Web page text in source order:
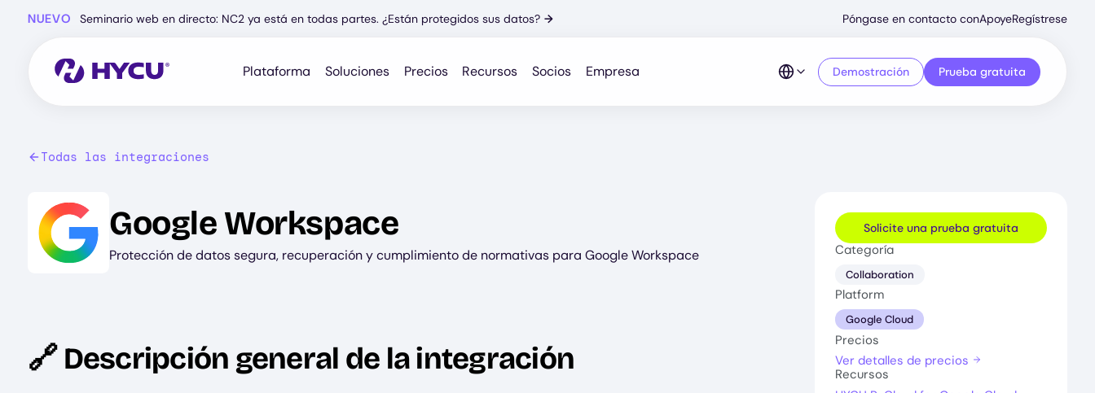
NUEVO Seminario web en directo: NC2 ya está en todas partes. ¿Están protegidos sus datos? →
Secondary
Menu
Póngase en contacto conApoyeRegístrese
Plataforma Soluciones Precios Recursos Socios Empresa Demostración Prueba gratuita
Todas las integraciones
Image
Google Workspace
Protección de datos segura, recuperación y cumplimiento de normativas para Google Workspace
🔗 Descripción general de la integración
Solicite una prueba gratuita
Categoría
Collaboration
Platform
Google Cloud
Precios
Ver detalles de precios
Recursos